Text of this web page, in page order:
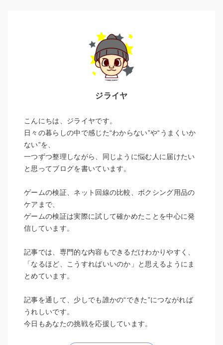
ジライヤ
こんにちは、ジライヤです。
日々の暮らしの中で感じた“わからない”や“うまくいか
ない”を、
一つずつ整理しながら、同じように悩む人に届けたい
と思ってブログを書いています。
ゲームの検証、ネット回線の比較、ボクシング用品の
ケアまで、
ゲームの検証は実際に試して確かめたことを中心に発
信しています。
記事では、専門的な内容もできるだけわかりやすく、
「なるほど、こうすればいいのか」と思えるようにま
とめています。
記事を通して、少しでも誰かの“できた”につながれば
うれしいです。
今日もあなたの挑戦を応援しています。